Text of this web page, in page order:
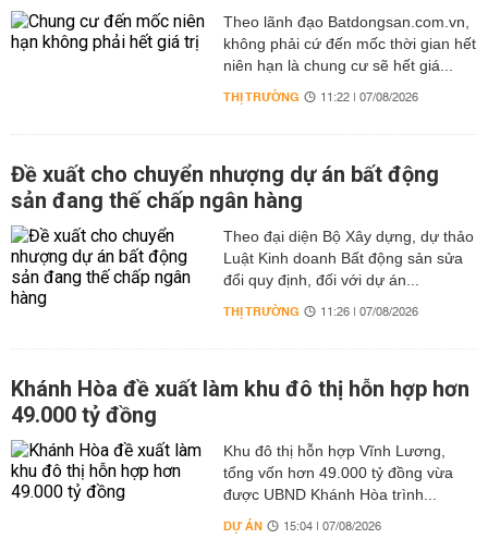
Theo lãnh đạo Batdongsan.com.vn,
không phải cứ đến mốc thời gian hết
niên hạn là chung cư sẽ hết giá...
THỊ TRƯỜNG 11:22 | 07/08/2026
Đề xuất cho chuyển nhượng dự án bất động
sản đang thế chấp ngân hàng
Theo đại diện Bộ Xây dựng, dự thảo
Luật Kinh doanh Bất động sản sửa
đổi quy định, đối với dự án...
THỊ TRƯỜNG 11:26 | 07/08/2026
Khánh Hòa đề xuất làm khu đô thị hỗn hợp hơn
49.000 tỷ đồng
Khu đô thị hỗn hợp Vĩnh Lương,
tổng vốn hơn 49.000 tỷ đồng vừa
được UBND Khánh Hòa trình...
DỰ ÁN 15:04 | 07/08/2026